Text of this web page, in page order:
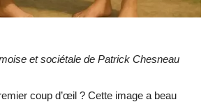
et sociétale de Patrick Chesneau
coup d’œil ? Cette image a beau